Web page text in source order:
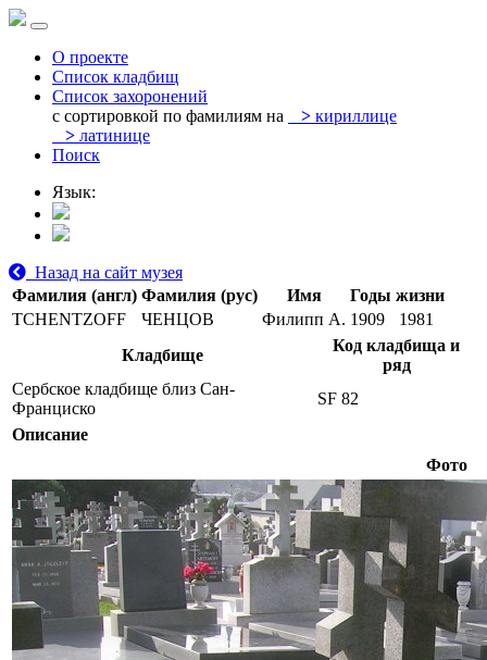
О проекте
Список кладбищ
Список захоронений
с сортировкой по фамилиям на
> кириллице
> латинице
Поиск
Язык:
Назад на сайт музея
Фамилия (англ) Фамилия (рус) Имя
Годы жизни
TCHENTZOFF
ЧЕНЦОВ Филипп А. 1909
1981
Кладбище
Код кладбища и
ряд
Сербское кладбище близ Сан-
Франциско
SF 82
Описание
Фото